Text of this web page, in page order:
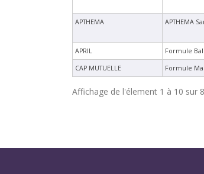
APTHEMA APTHEMA
APRIL Formule
CAP MUTUELLE Formule
Affichage de l'élement 1 à 10 sur